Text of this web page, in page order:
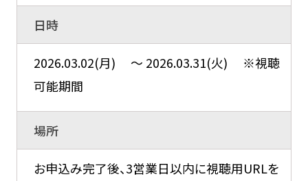
日時
2026.03.02(月) ～ 2026.03.31(火) ※視聴
可能期間
場所
お申込み完了後、3営業日以内に視聴用URLを